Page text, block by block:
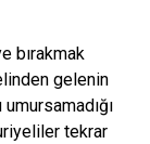
bırakmak
gelenin
tekrar